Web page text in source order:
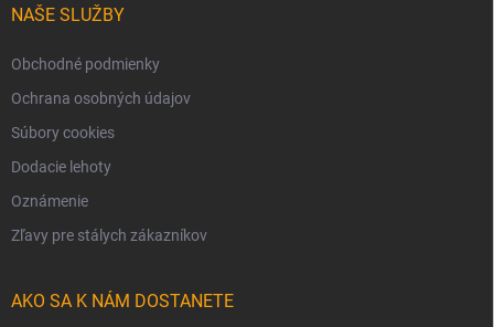
NAŠE SLUŽBY
Obchodné podmienky
Ochrana osobných údajov
Súbory cookies
Dodacie lehoty
Oznámenie
Zľavy pre stálych zákazníkov
AKO SA K NÁM DOSTANETE